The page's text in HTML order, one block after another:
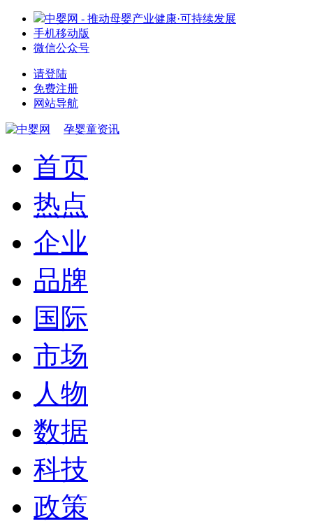
中婴网 - 推动母婴产业健康·可持续发展
手机移动版
微信公众号
请登陆
免费注册
网站导航
孕婴童资讯
首页
热点
企业
品牌
国际
市场
人物
数据
科技
政策